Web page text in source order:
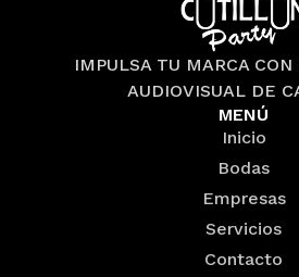
IMPULSA TU MARCA CON
AUDIOVISUAL DE
MENÚ
Inicio
Bodas
Empresas
Servicios
Contacto